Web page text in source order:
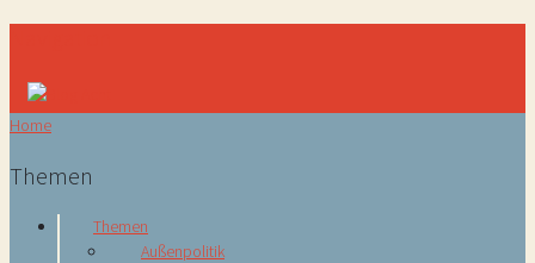
Home
Themen
Themen
Außenpolitik